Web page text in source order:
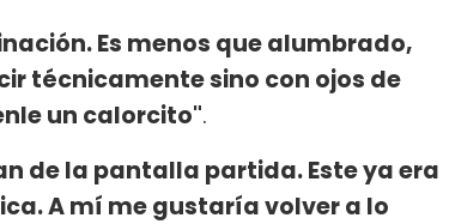
Es menos que alumbrado,
técnicamente sino con ojos de
un calorcito".
de la pantalla partida. Este ya era
A mí me gustaría volver a lo